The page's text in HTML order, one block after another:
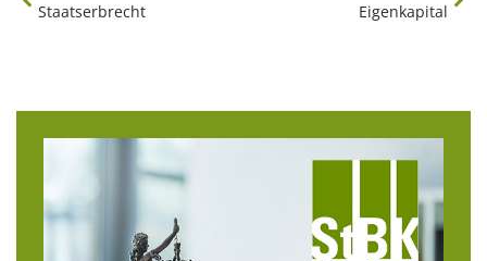
Staatserbrecht Eigenkapital